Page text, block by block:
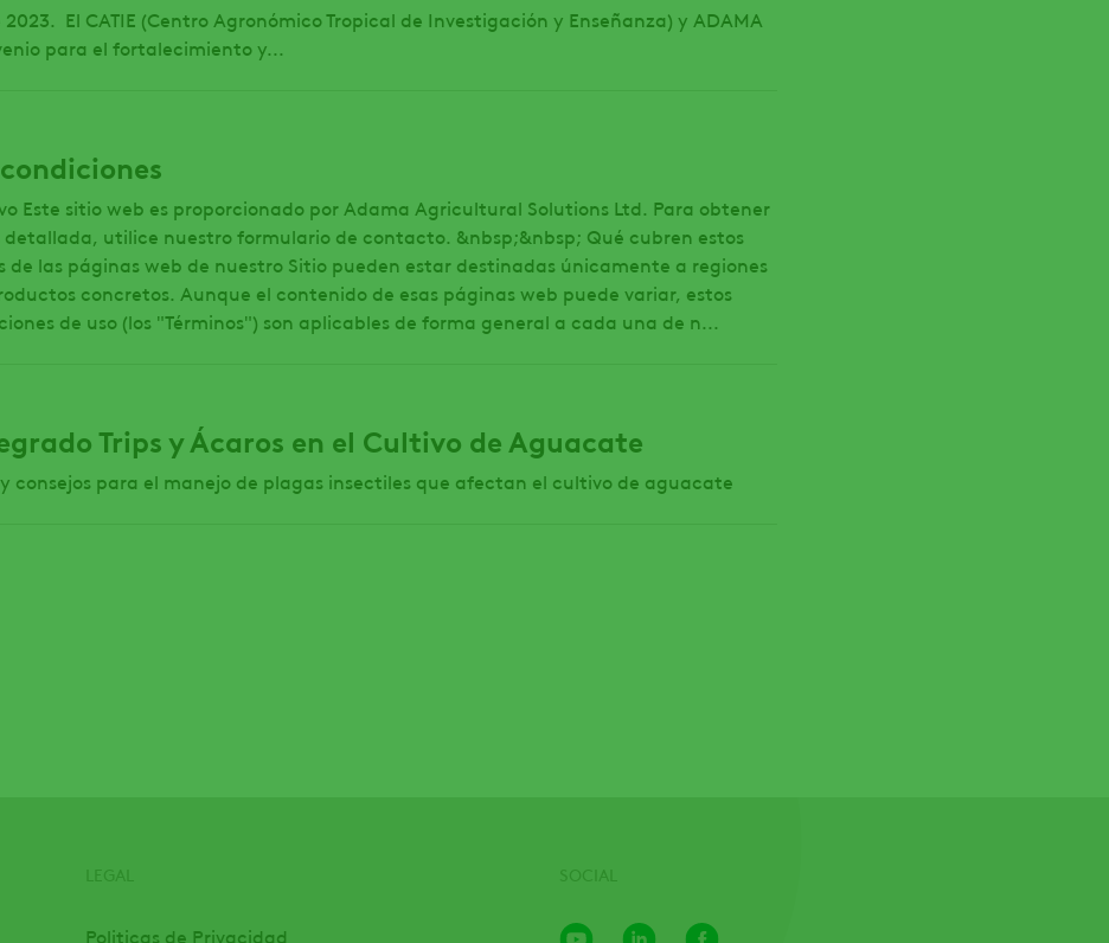
El CATIE (Centro Agronómico Tropical de Investigación y Enseñanza) y ADAMA
para el fortalecimiento y...
Este sitio web es proporcionado por Adama Agricultural Solutions Ltd. Para obtener
utilice nuestro formulario de contacto. &nbsp;&nbsp; Qué cubren estos
de las páginas web de nuestro Sitio pueden estar destinadas únicamente a regiones
concretos. Aunque el contenido de esas páginas web puede variar, estos
de uso (los "Términos") son aplicables de forma general a cada una de n...
Trips y Ácaros en el Cultivo de Aguacate
consejos para el manejo de plagas insectiles que afectan el cultivo de aguacate
Politicas de Privacidad
YoutubeLinkedInFacebook